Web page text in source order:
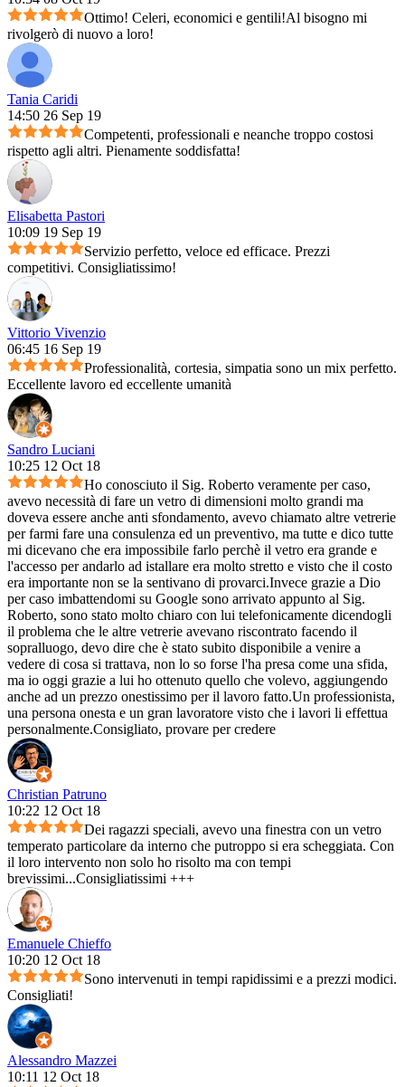
Ottimo! Celeri, economici e gentili!Al bisogno mi
rivolgerò di nuovo a loro!
Tania Caridi
14:50 26 Sep 19
Competenti, professionali e neanche troppo costosi
rispetto agli altri. Pienamente soddisfatta!
Elisabetta Pastori
10:09 19 Sep 19
Servizio perfetto, veloce ed efficace. Prezzi
competitivi. Consigliatissimo!
Vittorio Vivenzio
06:45 16 Sep 19
Professionalità, cortesia, simpatia sono un mix perfetto.
Eccellente lavoro ed eccellente umanità
Sandro Luciani
10:25 12 Oct 18
Ho conosciuto il Sig. Roberto veramente per caso,
avevo necessità di fare un vetro di dimensioni molto grandi ma
doveva essere anche anti sfondamento, avevo chiamato altre vetrerie
per farmi fare una consulenza ed un preventivo, ma tutte e dico tutte
mi dicevano che era impossibile farlo perchè il vetro era grande e
l'accesso per andarlo ad istallare era molto stretto e visto che il costo
era importante non se la sentivano di provarci.Invece grazie a Dio
per caso imbattendomi su Google sono arrivato appunto al Sig.
Roberto, sono stato molto chiaro con lui telefonicamente dicendogli
il problema che le altre vetrerie avevano riscontrato facendo il
sopralluogo, devo dire che è stato subito disponibile a venire a
vedere di cosa si trattava, non lo so forse l'ha presa come una sfida,
ma io oggi grazie a lui ho ottenuto quello che volevo, aggiungendo
anche ad un prezzo onestissimo per il lavoro fatto.Un professionista,
una persona onesta e un gran lavoratore visto che i lavori li effettua
personalmente.Consigliato, provare per credere
Christian Patruno
10:22 12 Oct 18
Dei ragazzi speciali, avevo una finestra con un vetro
temperato particolare da interno che putroppo si era scheggiata. Con
il loro intervento non solo ho risolto ma con tempi
brevissimi...Consigliatissimi +++
Emanuele Chieffo
10:20 12 Oct 18
Sono intervenuti in tempi rapidissimi e a prezzi modici.
Consigliati!
Alessandro Mazzei
10:11 12 Oct 18